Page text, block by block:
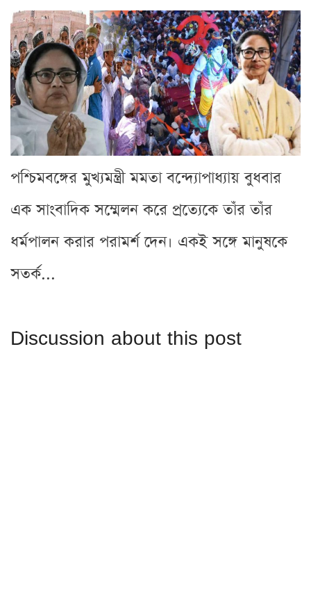
পশ্চিমবঙ্গের মুখ্যমন্ত্রী মমতা বন্দ্যোপাধ্যায় বুধবার
এক সাংবাদিক সম্মেলন করে প্রত্যেকে তাঁর তাঁর
ধর্মপালন করার পরামর্শ দেন। একই সঙ্গে মানুষকে
সতর্ক...
Discussion about this post